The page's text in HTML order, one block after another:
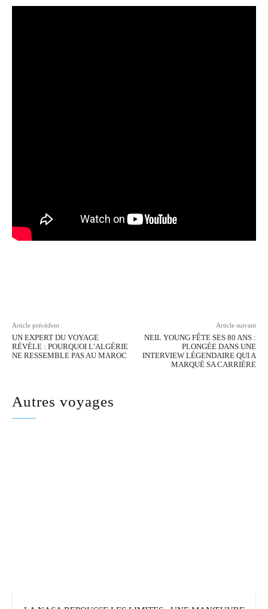
Article précédent
UN EXPERT DU VOYAGE
RÉVÈLE : POURQUOI L’ALGÉRIE
NE RESSEMBLE PAS AU MAROC
Article suivant
NEIL YOUNG FÊTE SES 80 ANS :
PLONGÉE DANS UNE
INTERVIEW LÉGENDAIRE QUI A
MARQUÉ SA CARRIÈRE
Autres voyages